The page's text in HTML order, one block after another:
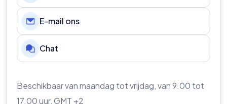
E-mail ons
Chat
Beschikbaar van maandag tot vrijdag, van 9.00 tot
17.00 uur, GMT +2